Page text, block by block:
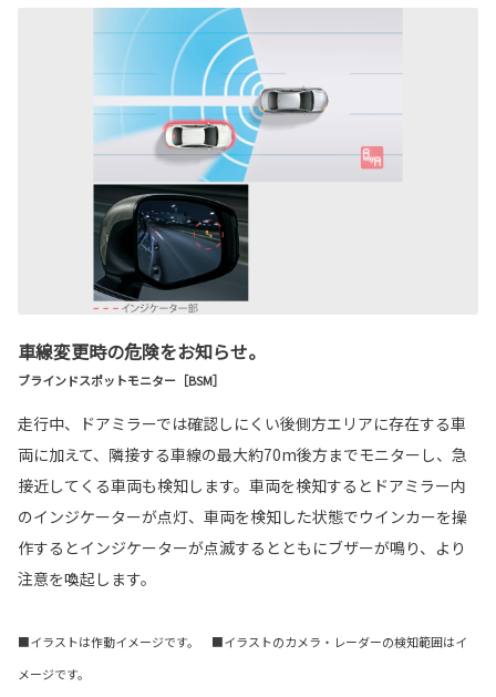
車線変更時の危険をお知らせ。
ブラインドスポットモニター［BSM］
走行中、ドアミラーでは確認しにくい後側方エリアに存在する車
両に加えて、隣接する車線の最大約70m後方までモニターし、急
接近してくる車両も検知します。車両を検知するとドアミラー内
のインジケーターが点灯、車両を検知した状態でウインカーを操
作するとインジケーターが点滅するとともにブザーが鳴り、より
注意を喚起します。
■イラストは作動イメージです。 ■イラストのカメラ・レーダーの検知範囲はイ
メージです。